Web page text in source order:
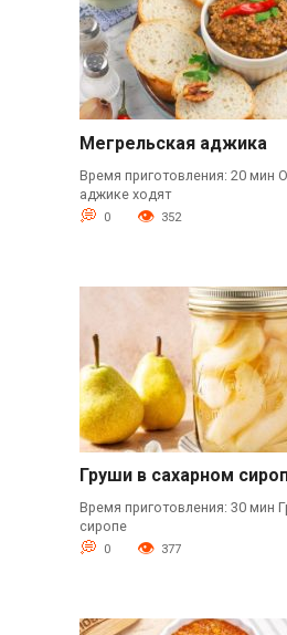
Мегрельская аджика
Время приготовления: 20 мин
аджике ходят
0 352
Груши в сахарном
Время приготовления: 30 мин
сиропе
0 377